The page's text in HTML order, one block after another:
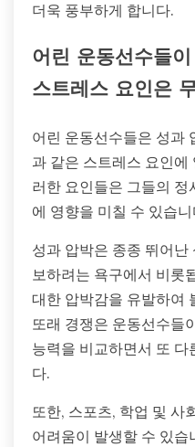
더욱 풍부하게 합니다.
어린 운동선수들
스트레스 요인은
어린 운동선수들은 성과
과 같은 스트레스 요인에
러한 요인들은 그들의
에 영향을 미칠 수 있습니
성과 압박은 종종 뛰어
보하려는 욕구에서 비롯
대한 압박감을 유발하여
또래 경쟁은 운동선수들
능력을 비교하면서 또
다.
또한, 스포츠, 학업 및 사
어려움이 발생할 수 있습